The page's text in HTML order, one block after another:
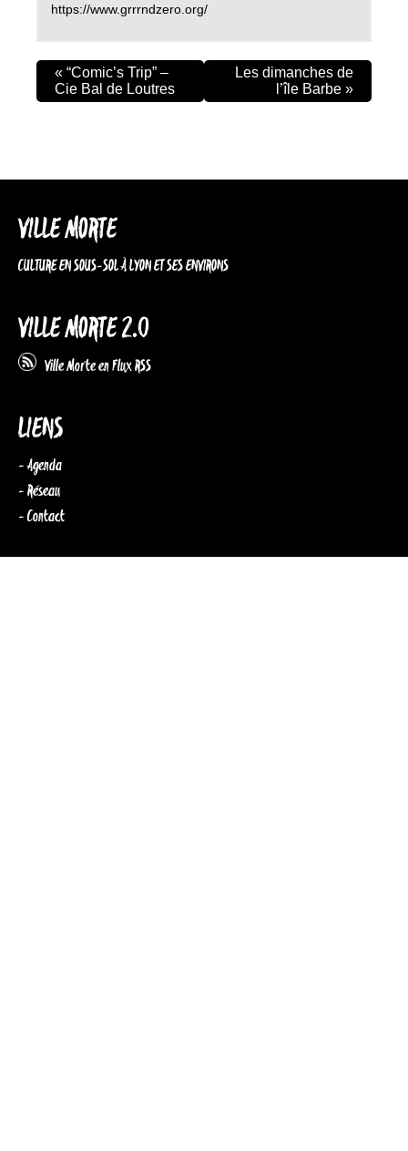
https://www.grrrndzero.org/
« “Comic’s Trip” –
Cie Bal de Loutres
Les dimanches de
l’île Barbe »
VILLE MORTE
CULTURE EN SOUS-SOL À LYON ET SES ENVIRONS
VILLE MORTE 2.0
Ville Morte en Flux RSS
LIENS
- Agenda
- Réseau
- Contact